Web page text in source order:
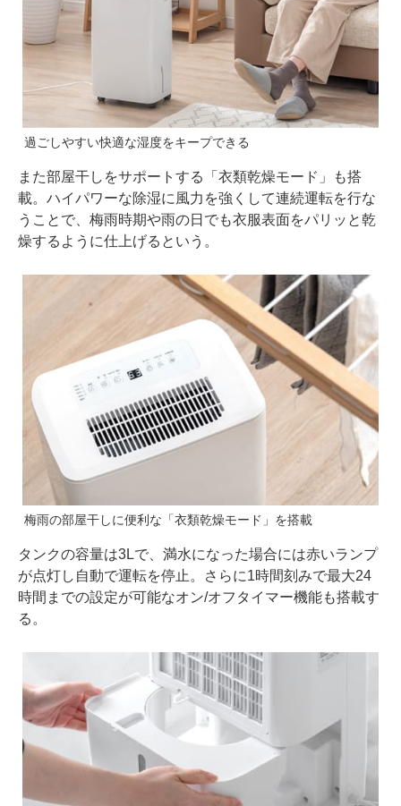
過ごしやすい快適な湿度をキープできる
また部屋干しをサポートする「衣類乾燥モード」も搭
載。ハイパワーな除湿に風力を強くして連続運転を行な
うことで、梅雨時期や雨の日でも衣服表面をパリッと乾
燥するように仕上げるという。
梅雨の部屋干しに便利な「衣類乾燥モード」を搭載
タンクの容量は3Lで、満水になった場合には赤いランプ
が点灯し自動で運転を停止。さらに1時間刻みで最大24
時間までの設定が可能なオン/オフタイマー機能も搭載す
る。